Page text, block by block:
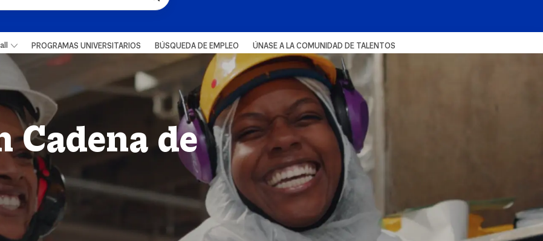
PROGRAMAS UNIVERSITARIOS BÚSQUEDA DE EMPLEO ÚNASE A LA COMUNIDAD DE TALENTOS
Cadena de